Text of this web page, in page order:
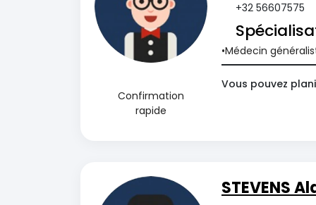
Confirmation
rapide
+32 56607575
Médecin
Vous pouvez
STEVENS